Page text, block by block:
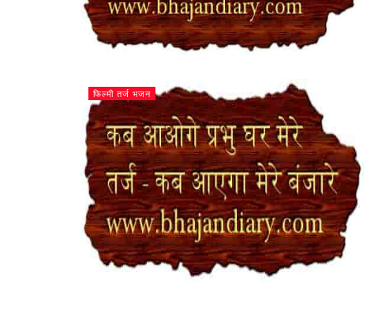
फिल्मी तर्ज भजन